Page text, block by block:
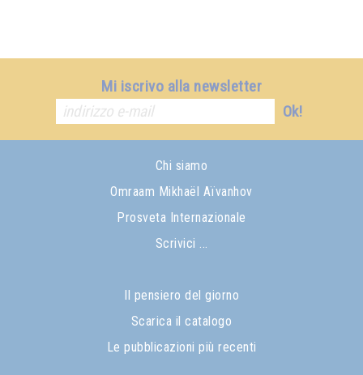
Mi iscrivo alla newsletter
Ok!
Chi siamo
Omraam Mikhaël Aïvanhov
Prosveta Internazionale
Scrivici ...
Il pensiero del giorno
Scarica il catalogo
Le pubblicazioni più recenti